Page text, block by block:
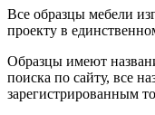
Все образцы мебели
проекту в
Образцы имеют
поиска по сайту, все
зарегистрированным